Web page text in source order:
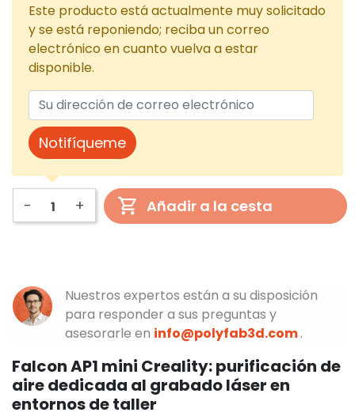
Este producto está actualmente muy solicitado
y se está reponiendo; reciba un correo
electrónico en cuanto vuelva a estar
disponible.
Notifíqueme
- + Añadir a la cesta
Nuestros expertos están a su disposición
para responder a sus preguntas y
asesorarle en info@polyfab3d.com.
Falcon AP1 mini Creality: purificación de
aire dedicada al grabado láser en
entornos de taller